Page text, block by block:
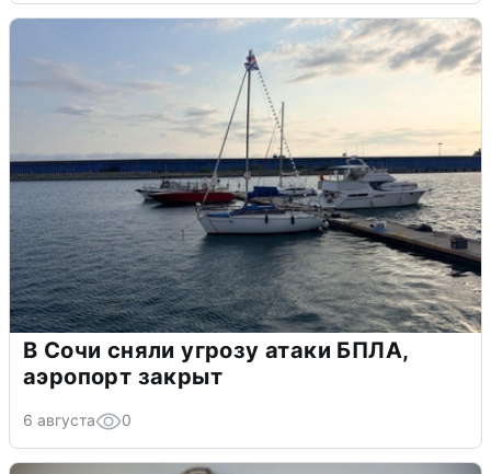
В Сочи сняли угрозу атаки БПЛА,
аэропорт закрыт
6 августа 0